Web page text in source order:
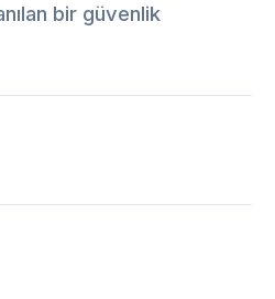
bir güvenlik